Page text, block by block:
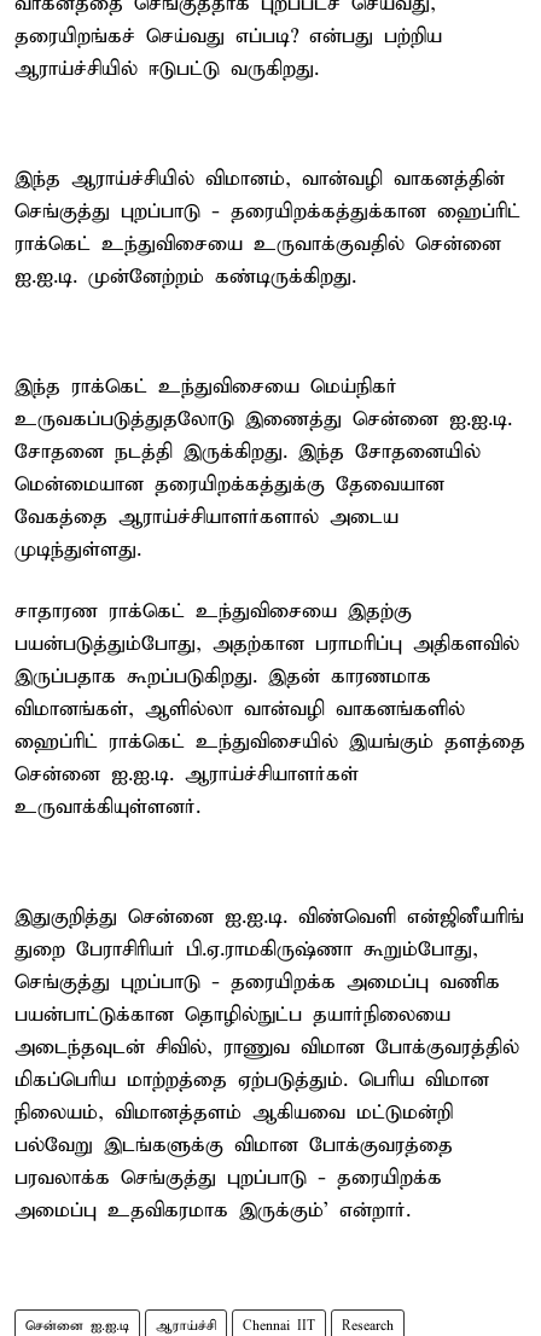
தரையிறங்கச் செய்வது எப்படி? என்பது பற்றிய
ஆராய்ச்சியில் ஈடுபட்டு வருகிறது.
இந்த ஆராய்ச்சியில் விமானம், வான்வழி வாகனத்தின்
செங்குத்து புறப்பாடு - தரையிறக்கத்துக்கான ஹைப்ரிட்
ராக்கெட் உந்துவிசையை உருவாக்குவதில் சென்னை
ஐ.ஐ.டி. முன்னேற்றம் கண்டிருக்கிறது.
இந்த ராக்கெட் உந்துவிசையை மெய்நிகர்
உருவகப்படுத்துதலோடு இணைத்து சென்னை ஐ.ஐ.டி.
சோதனை நடத்தி இருக்கிறது. இந்த சோதனையில்
மென்மையான தரையிறக்கத்துக்கு தேவையான
வேகத்தை ஆராய்ச்சியாளர்களால் அடைய
முடிந்துள்ளது.
சாதாரண ராக்கெட் உந்துவிசையை இதற்கு
பயன்படுத்தும்போது, அதற்கான பராமரிப்பு அதிகளவில்
இருப்பதாக கூறப்படுகிறது. இதன் காரணமாக
விமானங்கள், ஆளில்லா வான்வழி வாகனங்களில்
ஹைப்ரிட் ராக்கெட் உந்துவிசையில் இயங்கும் தளத்தை
சென்னை ஐ.ஐ.டி. ஆராய்ச்சியாளர்கள்
உருவாக்கியுள்ளனர்.
இதுகுறித்து சென்னை ஐ.ஐ.டி. விண்வெளி என்ஜினீயரிங்
துறை பேராசிரியர் பி.ஏ.ராமகிருஷ்ணா கூறும்போது,
செங்குத்து புறப்பாடு - தரையிறக்க அமைப்பு வணிக
பயன்பாட்டுக்கான தொழில்நுட்ப தயார்நிலையை
அடைந்தவுடன் சிவில், ராணுவ விமான போக்குவரத்தில்
மிகப்பெரிய மாற்றத்தை ஏற்படுத்தும். பெரிய விமான
நிலையம், விமானத்தளம் ஆகியவை மட்டுமன்றி
பல்வேறு இடங்களுக்கு விமான போக்குவரத்தை
பரவலாக்க செங்குத்து புறப்பாடு - தரையிறக்க
அமைப்பு உதவிகரமாக இருக்கும்' என்றார்.
சென்னை ஐ.ஐ.டி ஆராய்ச்சி Chennai IIT Research